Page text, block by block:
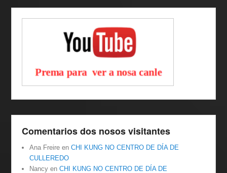
Comentarios dos nosos visitantes
Ana Freire enCHI KUNG NO CENTRO DE DÍA DE
CULLEREDO
Nancy enCHI KUNG NO CENTRO DE DÍA DE